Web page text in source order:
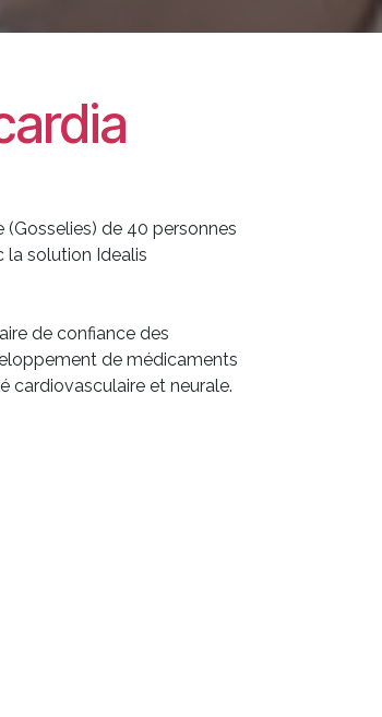
de 40 personnes
la solution Idealis
de confiance des
de médicaments
cardiovasculaire et neurale.